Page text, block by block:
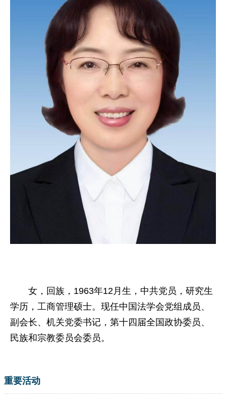
女，回族，1963年12月生，中共党员，研究生
学历，工商管理硕士。现任中国法学会党组成员、
副会长、机关党委书记 ，第十四届全国政协委员、
民族和宗教委员会委员。
重要活动